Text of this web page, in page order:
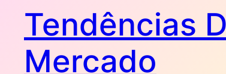
Tendências
Mercado